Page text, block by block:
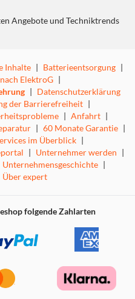
Angebote und Techniktrends
Inhalte | Batterieentsorgung |
ElektroG |
| Datenschutzerklärung
der Barrierefreiheit |
| Anfahrt |
| 60 Monate Garantie |
im Überblick |
| Unternehmer werden |
Unternehmensgeschichte |
Über expert
folgende Zahlarten